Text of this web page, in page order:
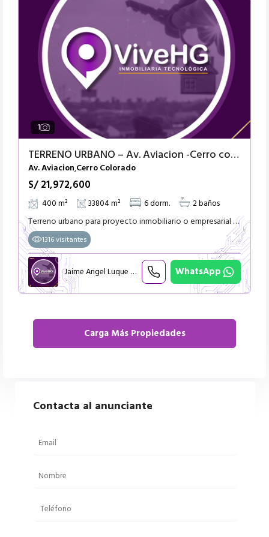
1
TERRENO URBANO – Av. Aviacion -Cerro colorado – Arequipa
Av. Aviacion,Cerro Colorado
S/ 21,972,600
400 m² 33804 m² 6 dorm. 2 baños
Terreno urbano para proyecto inmobiliario o empresarial ZONIFICACION CZ-RDA-2 650 DOLARES POR M. CUADRADO PRECIO OFERTABLE. posee una area construida de 2 pisos de 400 m. cuadrados
1316 visitantes
Jaime Angel Luque Retamozo WhatsApp
Contacta al anunciante